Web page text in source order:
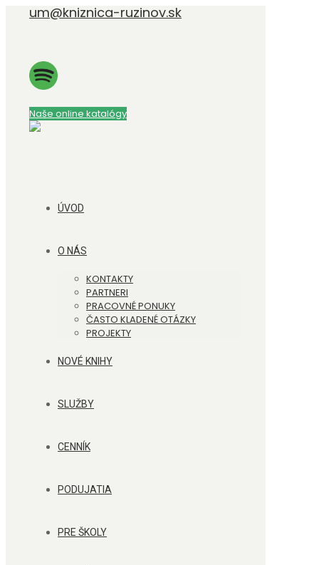
um@kniznica-ruzinov.sk
Naše online katalógy
ÚVOD
O NÁS
KONTAKTY
PARTNERI
PRACOVNÉ PONUKY
ČASTO KLADENÉ OTÁZKY
PROJEKTY
NOVÉ KNIHY
SLUŽBY
CENNÍK
PODUJATIA
PRE ŠKOLY